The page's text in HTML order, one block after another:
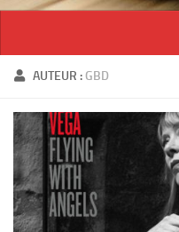
AUTEUR : GBD